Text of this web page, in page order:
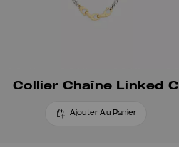
Collier Chaîne Linked C
Ajouter Au Panier